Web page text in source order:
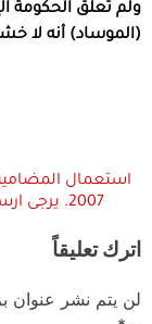
ولم تعلق الحكومة
(الموساد) أنه لا
2007. يرجى ارسال ملاحظات لـ akkanet.net@gmail.com
اترك تعليقاً
لن يتم نشر عنوان